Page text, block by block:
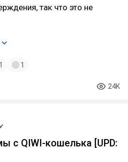
так что это не
1 1
24K
с QIWI-кошелька [UPD: